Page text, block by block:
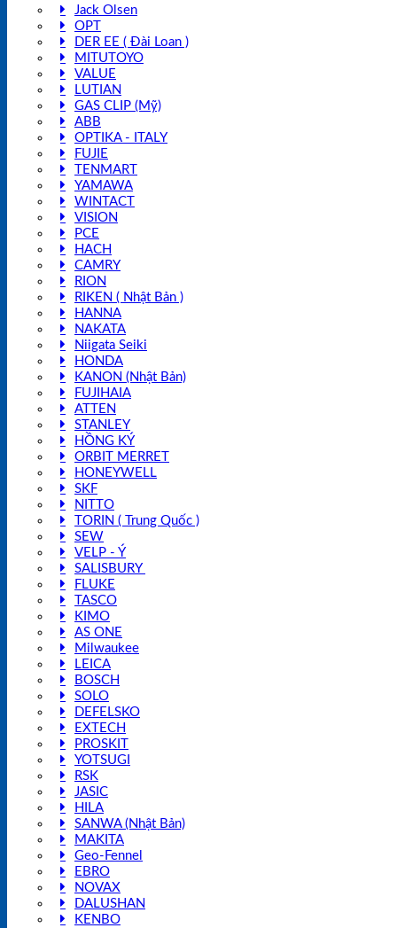
Jack Olsen
OPT
DER EE ( Đài Loan )
MITUTOYO
VALUE
LUTIAN
GAS CLIP (Mỹ)
ABB
OPTIKA - ITALY
FUJIE
TENMART
YAMAWA
WINTACT
VISION
PCE
HACH
CAMRY
RION
RIKEN ( Nhật Bản )
HANNA
NAKATA
Niigata Seiki
HONDA
KANON (Nhật Bản)
FUJIHAIA
ATTEN
STANLEY
HỒNG KÝ
ORBIT MERRET
HONEYWELL
SKF
NITTO
TORIN ( Trung Quốc )
SEW
VELP - Ý
SALISBURY
FLUKE
TASCO
KIMO
AS ONE
Milwaukee
LEICA
BOSCH
SOLO
DEFELSKO
EXTECH
PROSKIT
YOTSUGI
RSK
JASIC
HILA
SANWA (Nhật Bản)
MAKITA
Geo-Fennel
EBRO
NOVAX
DALUSHAN
KENBO